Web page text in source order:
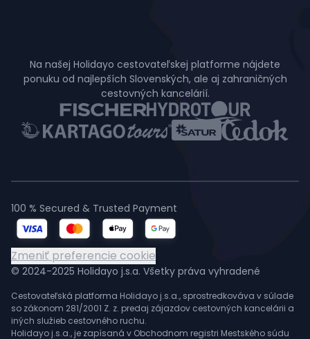
Na našej Holidayo cestovateľskej platforme nájdete
ponuku od najlepších Slovenských, ale aj zahraničných
cestovných kancelárií.
© 2024-2025 Holidayo j.s.a. Všetky práva vyhradené
Cestovateľská platforma Holidayo j.s.a., sprostredkováva v súlade
so zákonom 281/2001 Z. z. predaj zájazdov cestovných kancelárii a
iných služieb cestovného ruchu.
Holidayo j.s.a., je zapísaná v Obchodnom registri Mestského súdu
100 % Secured & Trusted Payment
Zmeniť preferencie cookie